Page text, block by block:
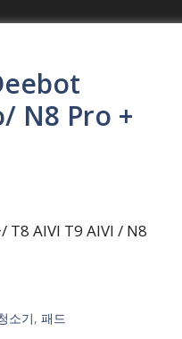
N8 Pro +
T8 AIVI T9 AIVI / N8
소기,패드